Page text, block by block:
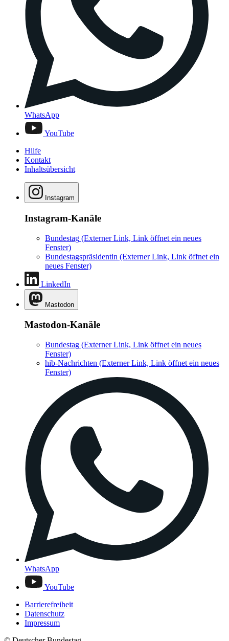
WhatsApp
YouTube
Hilfe
Kontakt
Inhaltsübersicht
Instagram
Instagram-Kanäle
Bundestag (Externer Link, Link öffnet ein neues
Fenster)
Bundestagspräsidentin (Externer Link, Link öffnet ein
neues Fenster)
LinkedIn
Mastodon
Mastodon-Kanäle
Bundestag (Externer Link, Link öffnet ein neues
Fenster)
hib-Nachrichten (Externer Link, Link öffnet ein neues
Fenster)
WhatsApp
YouTube
Barrierefreiheit
Datenschutz
Impressum